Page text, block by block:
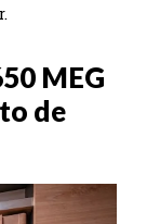
MEG
de